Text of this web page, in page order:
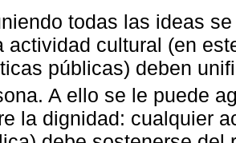
todas las ideas
actividad cultural (en
públicas) deben
A ello se le puede
la dignidad: cualquier